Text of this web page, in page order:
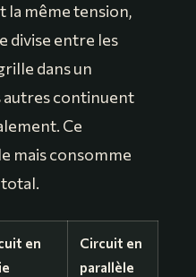
la même tension,
divise entre les
dans un
autres continuent
Ce
mais consomme
en
Circuit en
parallèle